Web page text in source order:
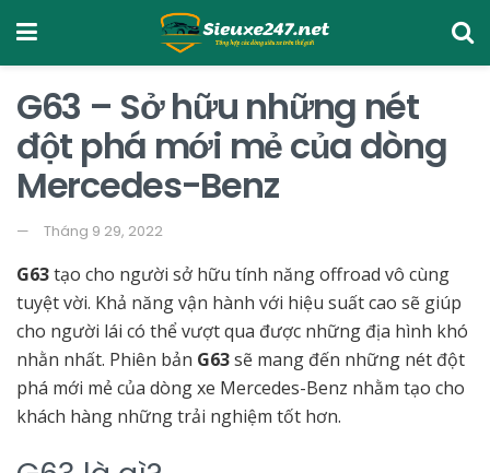
G63 – Sở hữu những nét
đột phá mới mẻ của dòng
Mercedes-Benz
Tháng 9 29, 2022
G63tạo cho người sở hữu tính năng offroad vô cùng
tuyệt vời. Khả năng vận hành với hiệu suất cao sẽ giúp
cho người lái có thể vượt qua được những địa hình khó
nhằn nhất. Phiên bản G63sẽ mang đến những nét đột
phá mới mẻ của dòng xe Mercedes-Benz nhằm tạo cho
khách hàng những trải nghiệm tốt hơn.